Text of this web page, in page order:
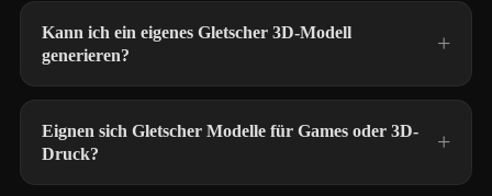
Kann ich ein eigenes Gletscher 3D-Modell
generieren?
Eignen sich Gletscher Modelle für Games oder 3D-
Druck?